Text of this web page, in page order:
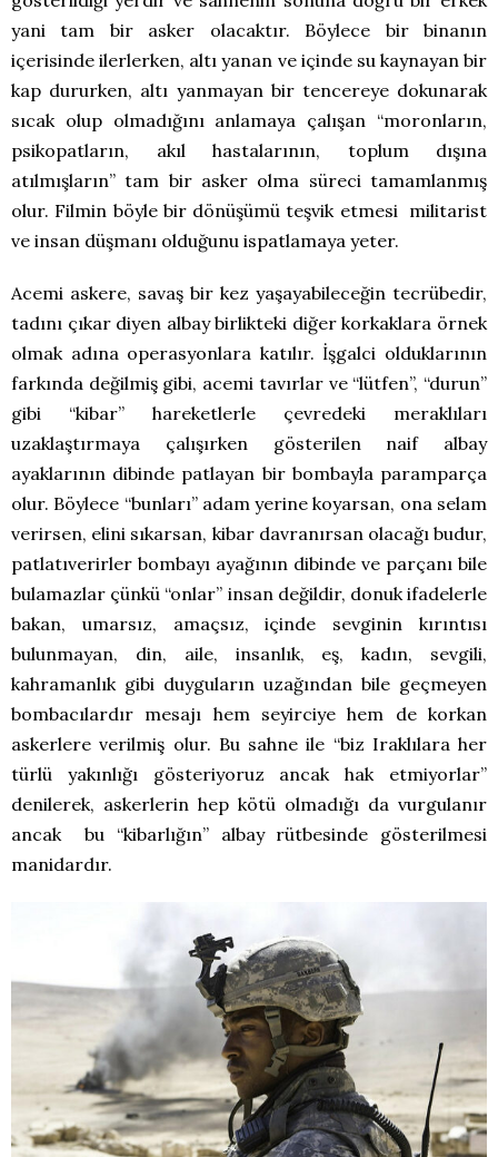
yani tam bir asker olacaktır. Böylece bir binanın
içerisinde ilerlerken, altı yanan ve içinde su kaynayan bir
kap dururken, altı yanmayan bir tencereye dokunarak
sıcak olup olmadığını anlamaya çalışan “moronların,
psikopatların, akıl hastalarının, toplum dışına
atılmışların” tam bir asker olma süreci tamamlanmış
olur. Filmin böyle bir dönüşümü teşvik etmesi militarist
ve insan düşmanı olduğunu ispatlamaya yeter.
Acemi askere, savaş bir kez yaşayabileceğin tecrübedir,
tadını çıkar diyen albay birlikteki diğer korkaklara örnek
olmak adına operasyonlara katılır. İşgalci olduklarının
farkında değilmiş gibi, acemi tavırlar ve “lütfen”, “durun”
gibi “kibar” hareketlerle çevredeki meraklıları
uzaklaştırmaya çalışırken gösterilen naif albay
ayaklarının dibinde patlayan bir bombayla paramparça
olur. Böylece “bunları” adam yerine koyarsan, ona selam
verirsen, elini sıkarsan, kibar davranırsan olacağı budur,
patlatıverirler bombayı ayağının dibinde ve parçanı bile
bulamazlar çünkü “onlar” insan değildir, donuk ifadelerle
bakan, umarsız, amaçsız, içinde sevginin kırıntısı
bulunmayan, din, aile, insanlık, eş, kadın, sevgili,
kahramanlık gibi duyguların uzağından bile geçmeyen
bombacılardır mesajı hem seyirciye hem de korkan
askerlere verilmiş olur. Bu sahne ile “biz Iraklılara her
türlü yakınlığı gösteriyoruz ancak hak etmiyorlar”
denilerek, askerlerin hep kötü olmadığı da vurgulanır
ancak bu “kibarlığın” albay rütbesinde gösterilmesi
manidardır.